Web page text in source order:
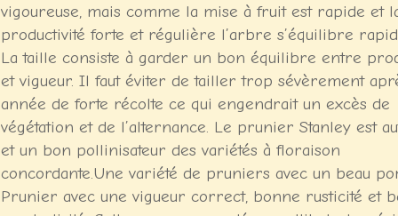
vigoureuse, mais comme la mise à fruit est rapide et
productivité forte et régulière l’arbre s’équilibre
La taille consiste à garder un bon équilibre entre
et vigueur. Il faut éviter de tailler trop sévèrement
année de forte récolte ce qui engendrait un excès de
végétation et de l’alternance. Le prunier Stanley est
et un bon pollinisateur des variétés à floraison
concordante.Une variété de pruniers avec un beau
Prunier avec une vigueur correct, bonne rusticité et